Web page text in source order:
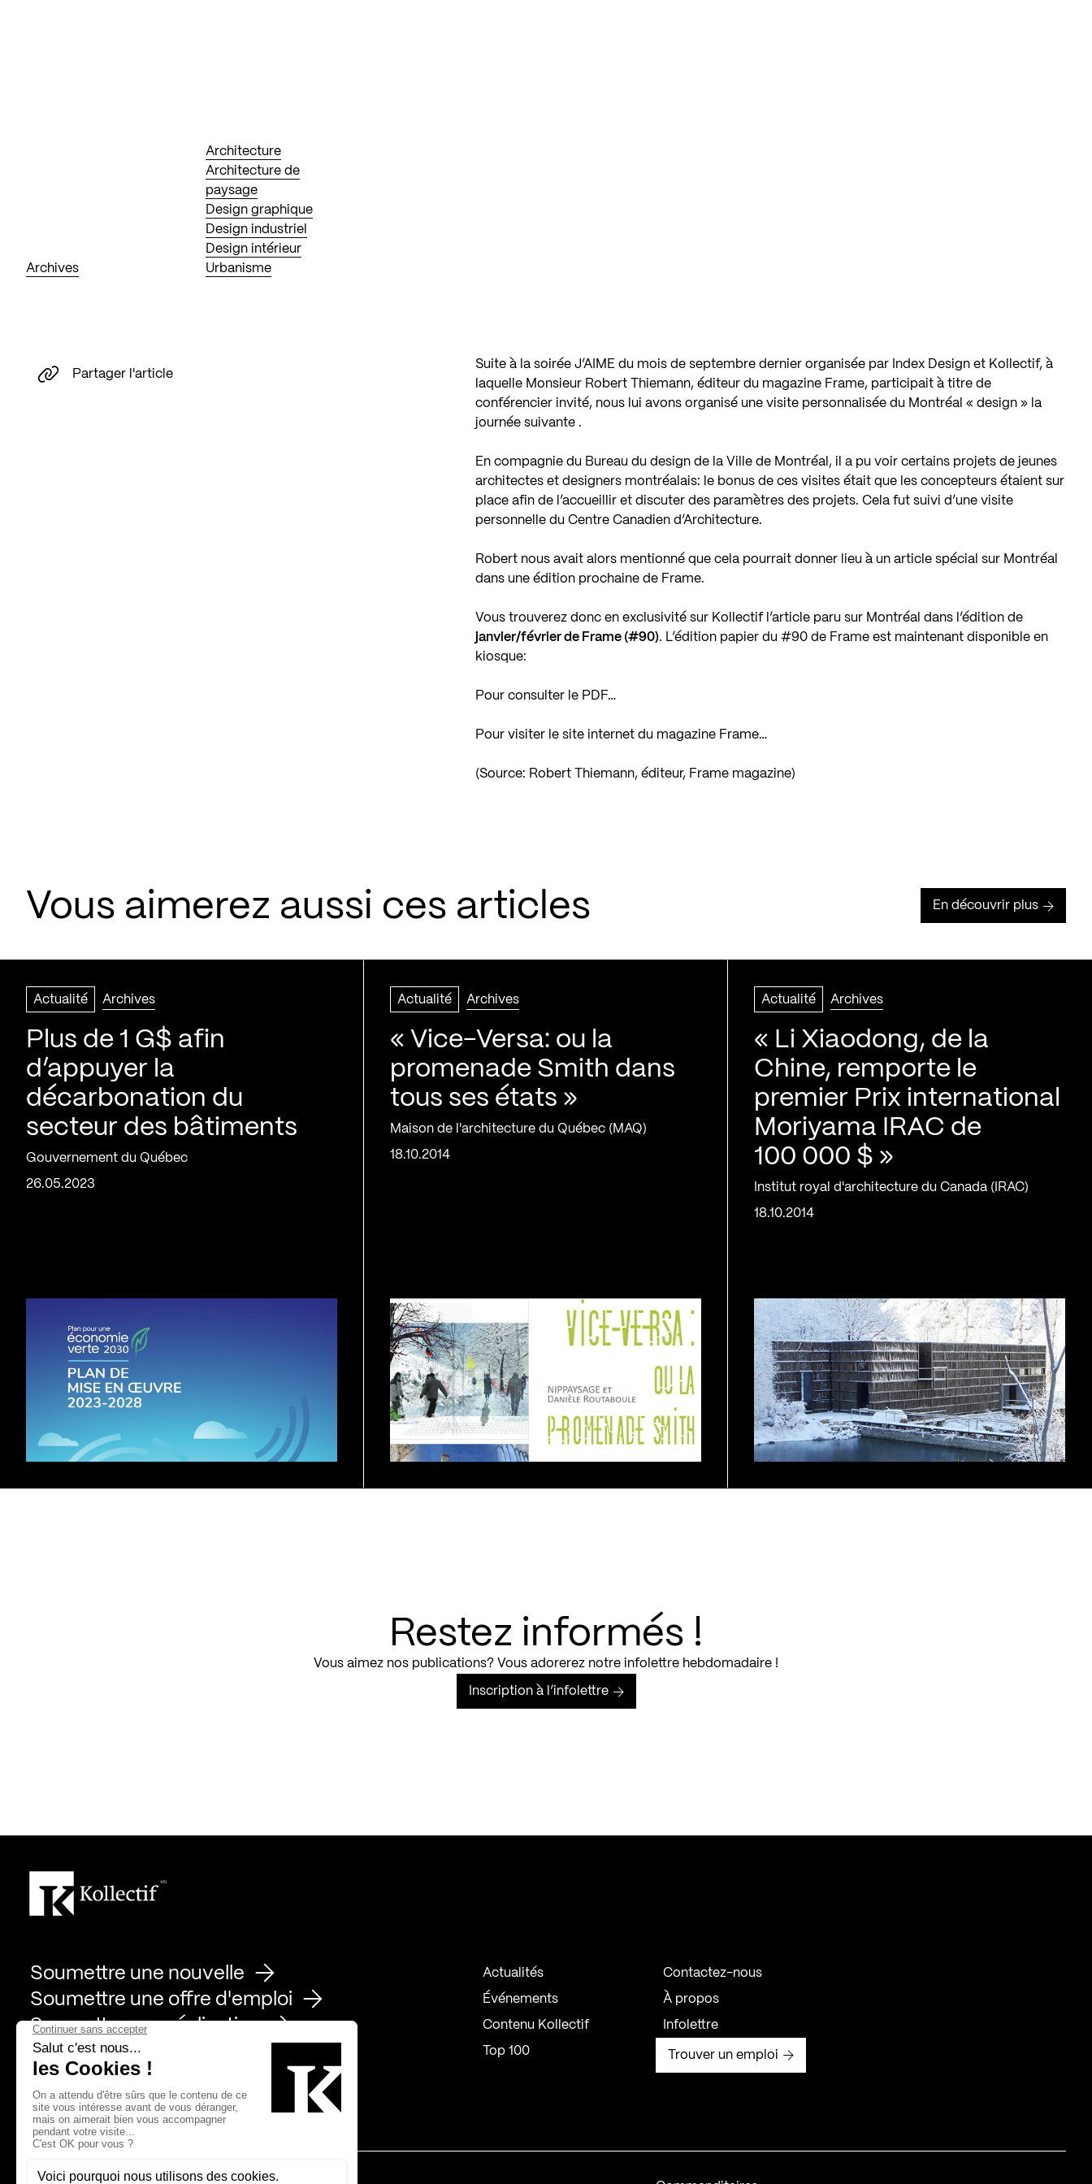
Archives
Architecture
Architecture de
paysage
Design graphique
Design industriel
Design intérieur
Urbanisme
Suite à lasoirée J’AIME du mois de septembre dernier organisée par Index Design et Kollectif, à
laquelle Monsieur Robert Thiemann, éditeur du magazine Frame, participait à titre de
conférencier invité, nous lui avons organisé une visite personnalisée du Montréal « design » la
journée suivante .
En compagnie du Bureau du design de la Ville de Montréal , il a pu voir certains projets de jeunes
architectes et designers montréalais: le bonus de ces visites était que les concepteurs étaient sur
place afin de l’accueillir et discuter des paramètres des projets. Cela fut suivi d’une visite
personnelle duCentre Canadien d’Architecture.
Robert nous avait alors mentionné que cela pourrait donner lieu à un article spécial sur Montréal
dans une édition prochaine de Frame.
Vous trouverez donc en exclusivité sur Kollectif l’article paru sur Montréal dans l’édition de
janvier/février de Frame (#90). L’édition papier du #90 de Frame est maintenant disponible en
kiosque:
Pour consulter le PDF…
Pour visiter le site internet du magazine Frame…
(Source: Robert Thiemann, éditeur, Frame magazine)
Partager l'article
Vous aimerez aussi ces articles En découvrir plus
Actualité Archives
Plus de 1 G$ afin
d’appuyer la
décarbonation du
secteur des bâtiments
Gouvernement du Québec
26.05.2023
Actualité Archives
« Vice-Versa: ou la
promenade Smith dans
tous ses états »
Maison de l'architecture du Québec (MAQ)
18.10.2014
Actualité Archives
« Li Xiaodong, de la
Chine, remporte le
premier Prix international
Moriyama IRAC de
100 000 $ »
Institut royal d'architecture du Canada (IRAC)
18.10.2014
Restez informés !
Vous aimez nos publications? Vous adorerez notre infolettre hebdomadaire !
Inscription à l’infolettre
Soumettre une nouvelle
Soumettre une offre d'emploi
Soumettre une réalisation
Actualités
Événements
Contenu Kollectif
Top 100
Contactez-nous
À propos
Infolettre
Trouver un emploi
Page Facebook de Kollectif
Page Instagram de Kollectif
Page Linkedin de Kollectif